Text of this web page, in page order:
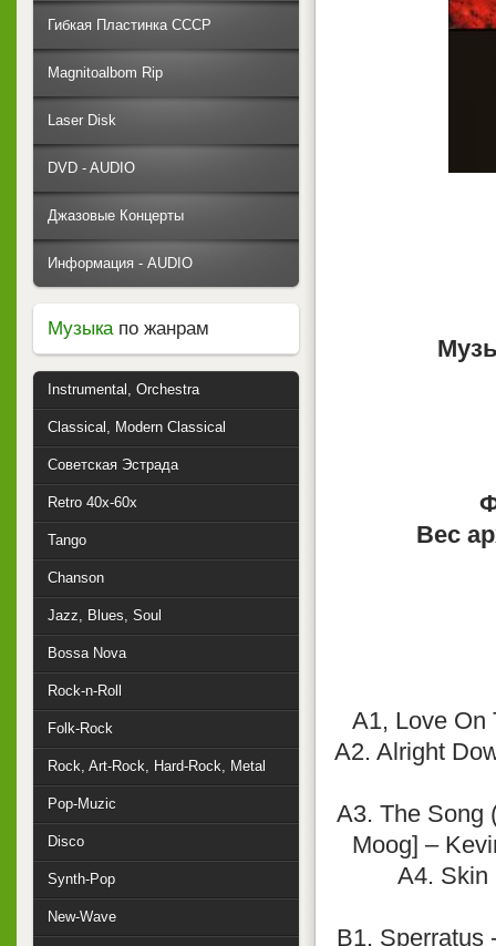
Вес
A1, Love On
A2. Alright
A3. The Song
Moog] –
A4. Skin
B1. Sperratus
Гибкая Пластинка СССР
Magnitoalbom Rip
Laser Disk
DVD - AUDIO
Джазовые Концерты
Информация - AUDIO
Музыкапо жанрам
Instrumental, Orchestra
Classical, Modern Classical
Советская Эстрада
Retro 40x-60x
Tango
Chanson
Jazz, Blues, Soul
Bossa Nova
Rock-n-Roll
Folk-Rock
Rock, Art-Rock, Hard-Rock, Metal
Pop-Muzic
Disco
Synth-Pop
New-Wave